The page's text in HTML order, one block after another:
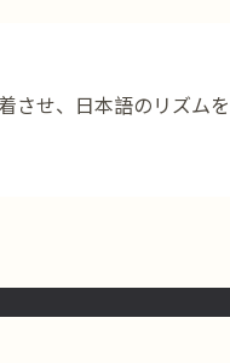
させ、日本語のリズムを